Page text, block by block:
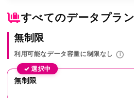
すべてのデータプラン
無制限
利用可能なデータ容量に制限なし i
✓ 選択中
無制限